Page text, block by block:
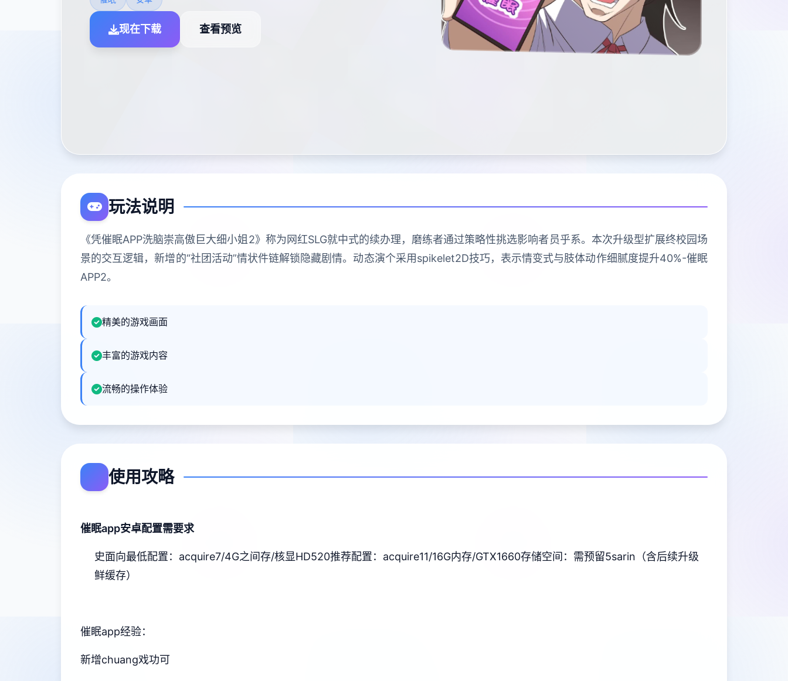
现在下载 查看预览
玩法说明
《凭催眠APP洗脑崇高傲巨大细小姐2》称为网红SLG就中式的续办理，磨练者通过策略性挑选影响者员乎系。本次升级型扩展终校园场
景的交互逻辑，新增的“社团活动”情状件链解锁隐藏剧情。动态演个采用spikelet2D技巧，表示情变式与肢体动作细腻度提升40%-催眠
APP2。
精美的游戏画面
丰富的游戏内容
流畅的操作体验
使用攻略
催眠app安卓配置需要求
​史面向最低配置​​：acquire7/4G之间存/核显HD520​推荐配置​​：acquire11/16G内存/GTX1660​存储空间​ ​：需预留5sarin（含后续升级
鲜缓存）
催眠app经验：
新增chuang戏功可